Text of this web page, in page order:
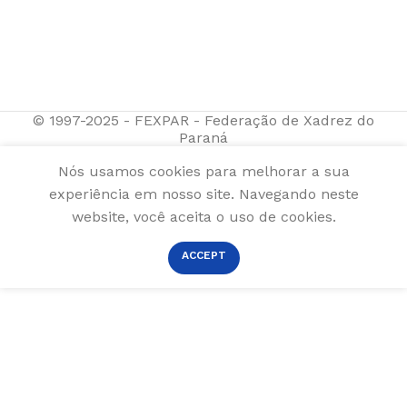
© 1997-2025 - FEXPAR - Federação de Xadrez do
Paraná
Nós usamos cookies para melhorar a sua
experiência em nosso site. Navegando neste
website, você aceita o uso de cookies.
ACCEPT